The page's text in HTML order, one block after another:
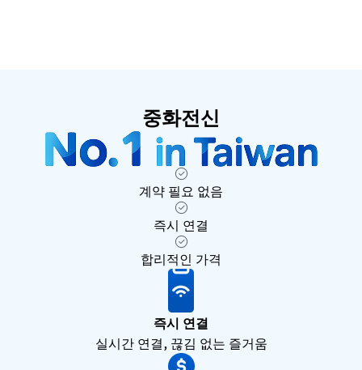
중화전신
계약 필요 없음
즉시 연결
합리적인 가격
즉시 연결
실시간 연결, 끊김 없는 즐거움